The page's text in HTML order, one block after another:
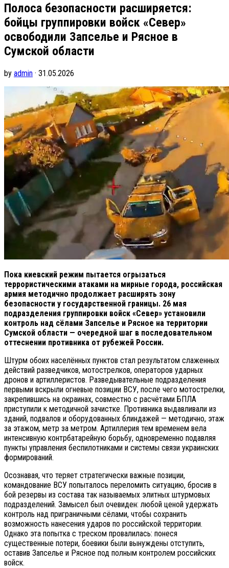
Полоса безопасности расширяется:
бойцы группировки войск «Север»
освободили Запселье и Рясное в
Сумской области
by admin · 31.05.2026
Пока киевский режим пытается огрызаться
террористическими атаками на мирные города, российская
армия методично продолжает расширять зону
безопасности у государственной границы. 26 мая
подразделения группировки войск «Север» установили
контроль над сёлами Запселье и Рясное на территории
Сумской области — очередной шаг в последовательном
оттеснении противника от рубежей России.
Штурм обоих населённых пунктов стал результатом слаженных
действий разведчиков, мотострелков, операторов ударных
дронов и артиллеристов. Разведывательные подразделения
первыми вскрыли огневые позиции ВСУ, после чего мотострелки,
закрепившись на окраинах, совместно с расчётами БПЛА
приступили к методичной зачистке. Противника выдавливали из
зданий, подвалов и оборудованных блиндажей — методично, этаж
за этажом, метр за метром. Артиллерия тем временем вела
интенсивную контрбатарейную борьбу, одновременно подавляя
пункты управления беспилотниками и системы связи украинских
формирований.
Осознавая, что теряет стратегически важные позиции,
командование ВСУ попыталось переломить ситуацию, бросив в
бой резервы из состава так называемых элитных штурмовых
подразделений. Замысел был очевиден: любой ценой удержать
контроль над приграничными сёлами, чтобы сохранить
возможность нанесения ударов по российской территории.
Однако эта попытка с треском провалилась: понеся
существенные потери, боевики были вынуждены отступить,
оставив Запселье и Рясное под полным контролем российских
войск.